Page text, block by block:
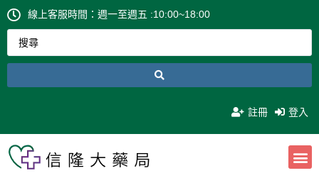
線上客服時間：週一至週五 :10:00~18:00
註冊 登入